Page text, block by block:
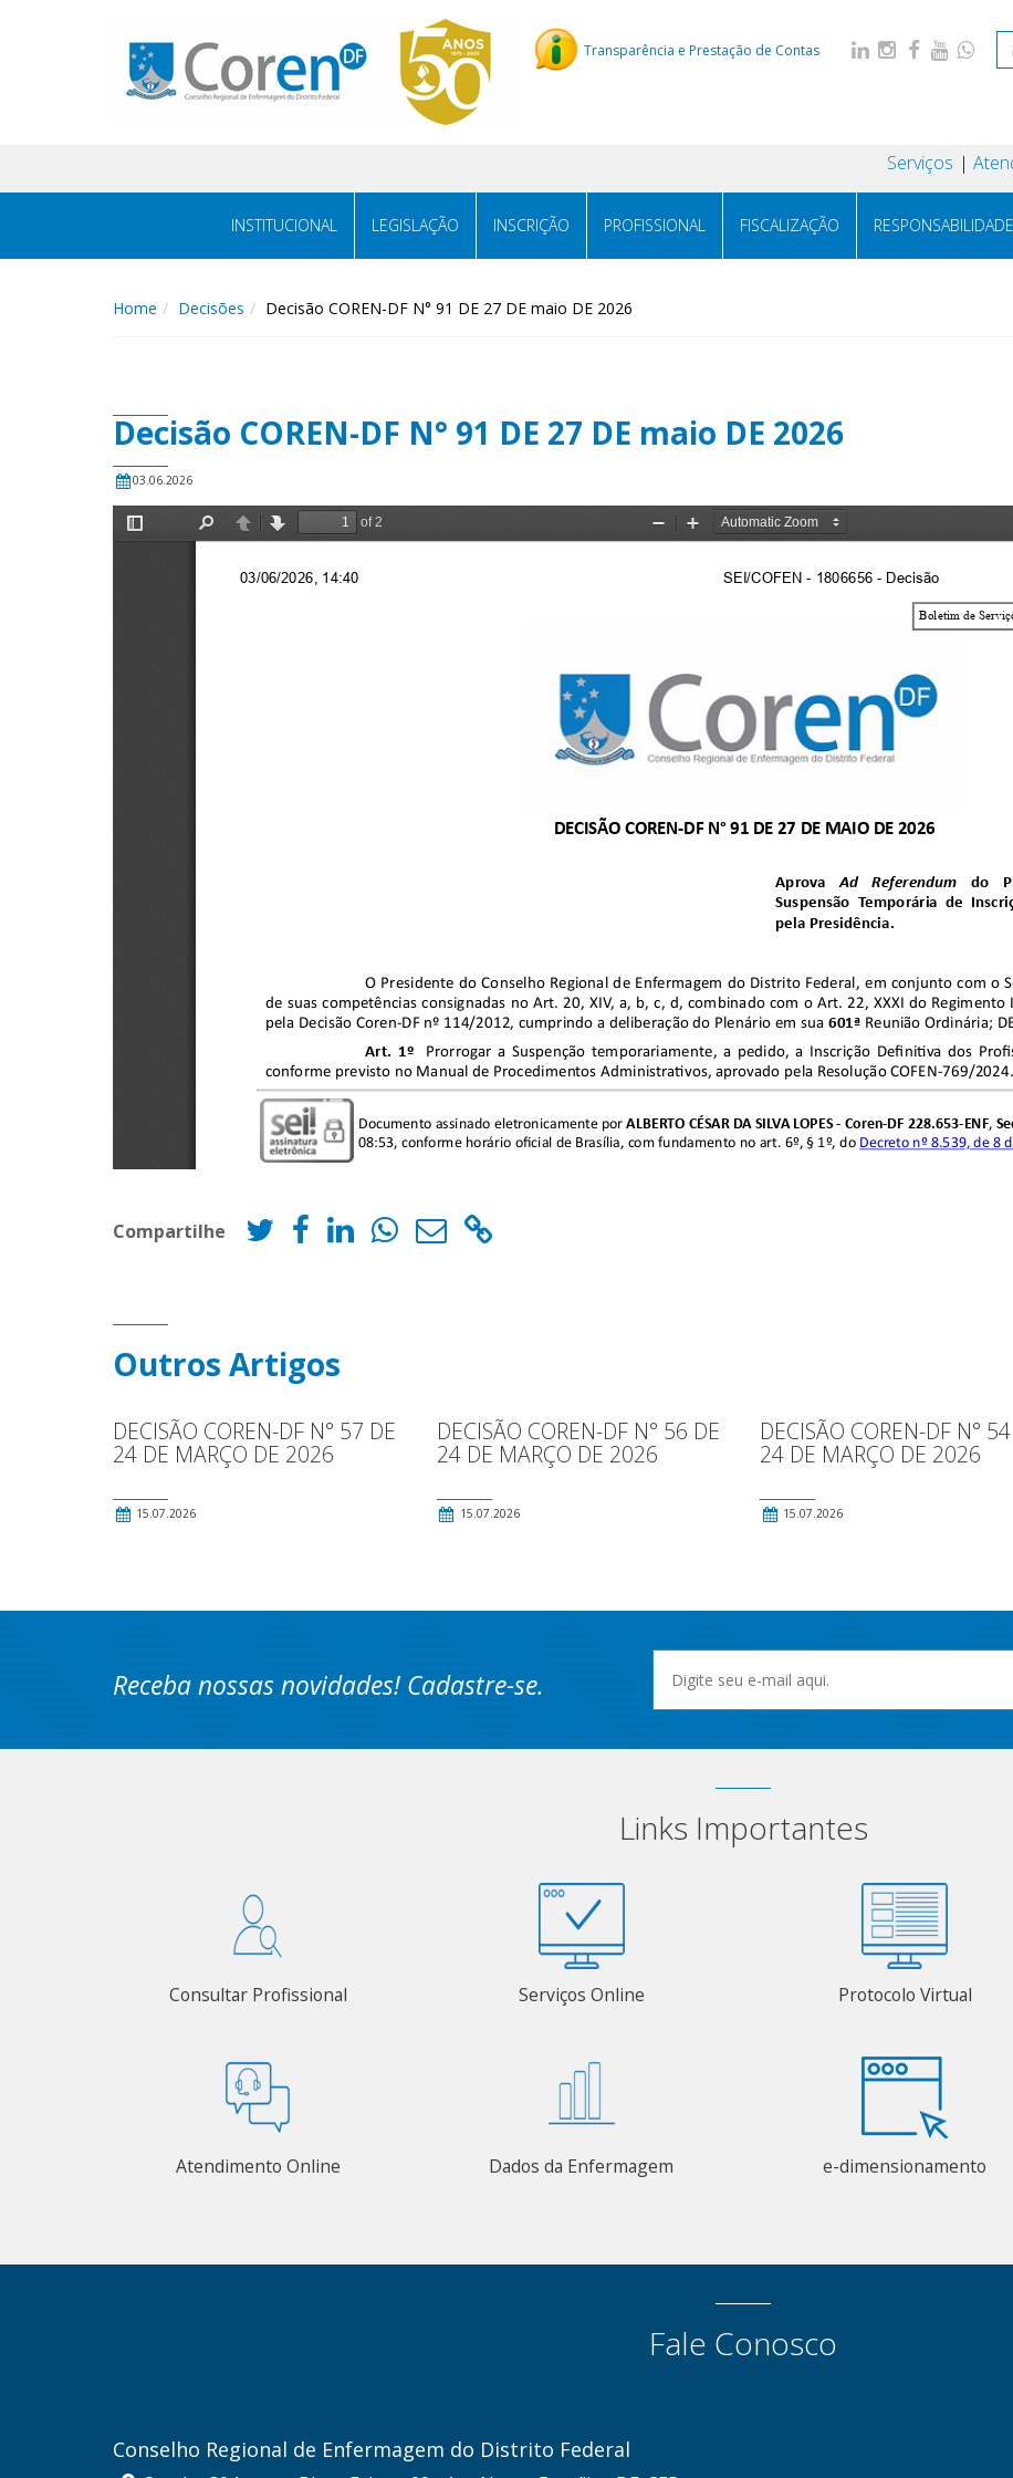
Transparência e Prestação de Contas
Serviços
INSTITUCIONAL LEGISLAÇÃO INSCRIÇÃO PROFISSIONAL FISCALIZAÇÃO
Home Decisões Decisão COREN-DF N° 91 DE 27 DE maio DE 2026
Decisão COREN-DF N° 91 DE 27 DE maio DE 2026
03.06.2026
Compartilhe
Outros Artigos
DECISÃO COREN-DF N° 57 DE
24 DE MARÇO DE 2026
15.07.2026
DECISÃO COREN-DF N° 56 DE
24 DE MARÇO DE 2026
15.07.2026
DECISÃO COREN-DF N°
24 DE MARÇO DE 2026
15.07.2026
Receba nossas novidades! Cadastre-se.
Links Importantes
Consultar Profissional Serviços Online Protocolo Virtual
Atendimento Online Dados da Enfermagem e-dimensionamento
Fale Conosco
Conselho Regional de Enfermagem do Distrito Federal